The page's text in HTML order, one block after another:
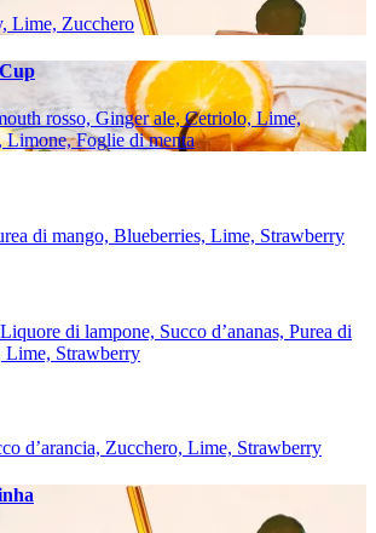
Lime, Zucchero
rosso, Ginger ale, Cetriolo, Lime,
Limone, Foglie di menta
di mango, Blueberries, Lime, Strawberry
di lampone, Succo d’ananas, Purea di
Lime, Strawberry
d’arancia, Zucchero, Lime, Strawberry